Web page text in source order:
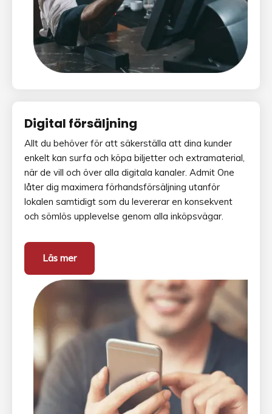
Digital försäljning
Allt du behöver för att säkerställa att dina kunder
enkelt kan surfa och köpa biljetter och extramaterial,
när de vill och över alla digitala kanaler. Admit One
låter dig maximera förhandsförsäljning utanför
lokalen samtidigt som du levererar en konsekvent
och sömlös upplevelse genom alla inköpsvägar.
Läs mer